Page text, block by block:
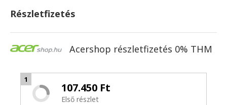
Részletfizetés
Acershop részletfizetés 0% THM
1
107.450 Ft
Első részlet